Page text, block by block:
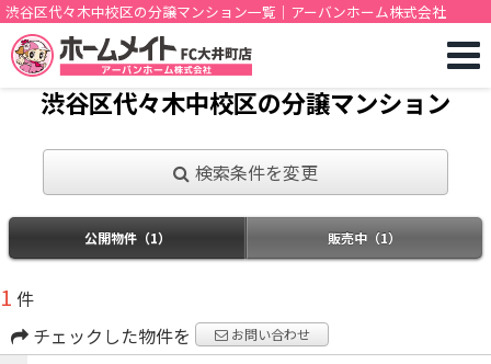
渋谷区代々木中校区の分譲マンション一覧｜アーバンホーム株式会社
渋谷区代々木中校区の分譲マンション
検索条件を変更
公開物件（1） 販売中（1）
1 件
チェックした物件を
お問い合わせ